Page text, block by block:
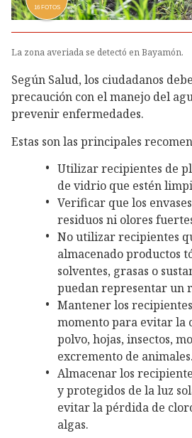
16FOTOS
La zona averiada se detectó en Bayamón.
Según Salud, los ciudadanos
precaución con el manejo del
prevenir enfermedades.
Estas son las principales
Utilizar recipientes de
de vidrio que estén
Verificar que los
residuos ni olores
No utilizar recipientes
almacenado productos
solventes, grasas o
puedan representar un
Mantener los
momento para evitar la
polvo, hojas, insectos,
excremento de animales.
Almacenar los
y protegidos de la luz
evitar la pérdida de
algas.